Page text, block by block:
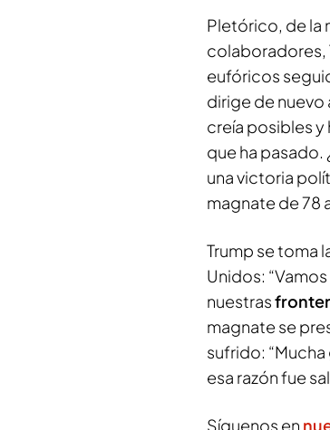
Pletórico, de la
colaboradores,
eufóricos
dirige de nuevo
creía posibles
que ha pasado.
una victoria
magnate de 78
Trump se toma
Unidos:
nuestras
magnate se
sufrido:
esa razón fue
Síguenos en